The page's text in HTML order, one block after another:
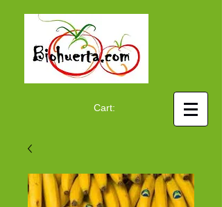
Cart: